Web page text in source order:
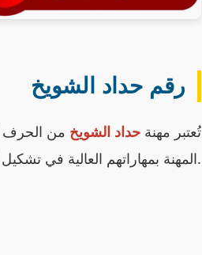
رقم حداد الشويخ
تُعتبر مهنة حداد الشويخ من الحرف
المهنة بمهاراتهم العالية في تشكيل المعادن وصنع قطع فنية تلبي احتياجات السوق المحلي المتنوعة.